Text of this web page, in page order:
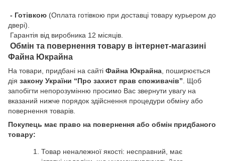
- Готівкою (Оплата готівкою при доставці товару курьером до
двері).
Гарантія від виробника 12 місяців.
Обмін та повернення товару в інтернет-магазині
Файна Юкрайна
На товари, придбані на сайті Файна Юкрайна, поширюється
дія закону України “Про захист прав споживачів”. Щоб
запобігти непорозумінню просимо Вас звернути увагу на
вказаний нижче порядок здійснення процедури обміну або
повернення товарів.
Покупець має право на повернення або обмін придбаного
товару:
Товар неналежної якості: несправний, має